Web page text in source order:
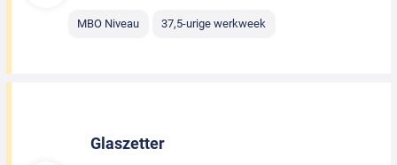
MBO Niveau 37,5-urige werkweek
Glaszetter